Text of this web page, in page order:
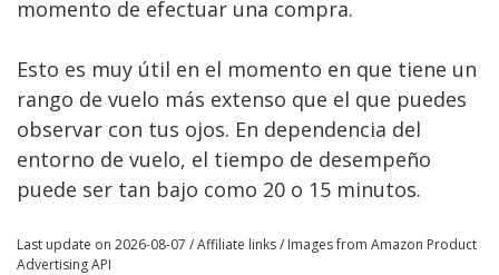
momento de efectuar una compra.
Esto es muy útil en el momento en que tiene un
rango de vuelo más extenso que el que puedes
observar con tus ojos. En dependencia del
entorno de vuelo, el tiempo de desempeño
puede ser tan bajo como 20 o 15 minutos.
Last update on 2026-08-07 / Affiliate links / Images from Amazon Product
Advertising API